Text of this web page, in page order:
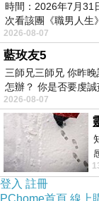
（自己說）著稱
了。微樂山丘咱
時間：2026年7月31
次看該團《職男人生
2026-08-07
藍玫友5
三師兄三師兄 你昨
怎辦？ 你是否要虔
2026-08-07
登入 註冊
PChome首頁 線上